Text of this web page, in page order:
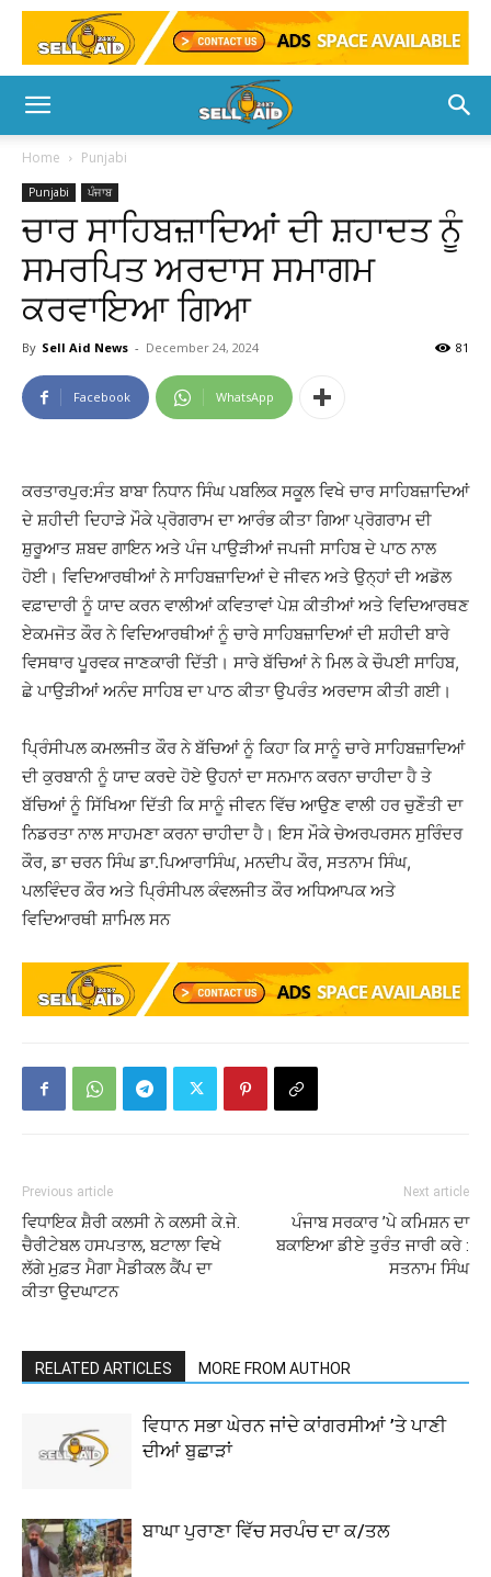
Home Punjabi
Punjabi ਪੰਜਾਬ
ਚਾਰ ਸਾਹਿਬਜ਼ਾਦਿਆਂ ਦੀ ਸ਼ਹਾਦਤ ਨੂੰ
ਸਮਰਪਿਤ ਅਰਦਾਸ ਸਮਾਗਮ
ਕਰਵਾਇਆ ਗਿਆ
By Sell Aid News - December 24, 2024 81
Facebook WhatsApp
ਕਰਤਾਰਪੁਰ:ਸੰਤ ਬਾਬਾ ਨਿਧਾਨ ਸਿੰਘ ਪਬਲਿਕ ਸਕੂਲ ਵਿਖੇ ਚਾਰ ਸਾਹਿਬਜ਼ਾਦਿਆਂ
ਦੇ ਸ਼ਹੀਦੀ ਦਿਹਾੜੇ ਮੌਕੇ ਪ੍ਰੋਗਰਾਮ ਦਾ ਆਰੰਭ ਕੀਤਾ ਗਿਆ ਪ੍ਰੋਗਰਾਮ ਦੀ
ਸ਼ੁਰੂਆਤ ਸ਼ਬਦ ਗਾਇਨ ਅਤੇ ਪੰਜ ਪਾਉੜੀਆਂ ਜਪਜੀ ਸਾਹਿਬ ਦੇ ਪਾਠ ਨਾਲ
ਹੋਈ। ਵਿਦਿਆਰਥੀਆਂ ਨੇ ਸਾਹਿਬਜ਼ਾਦਿਆਂ ਦੇ ਜੀਵਨ ਅਤੇ ਉਨ੍ਹਾਂ ਦੀ ਅਡੋਲ
ਵਫ਼ਾਦਾਰੀ ਨੂੰ ਯਾਦ ਕਰਨ ਵਾਲੀਆਂ ਕਵਿਤਾਵਾਂ ਪੇਸ਼ ਕੀਤੀਆਂ ਅਤੇ ਵਿਦਿਆਰਥਣ
ਏਕਮਜੋਤ ਕੌਰ ਨੇ ਵਿਦਿਆਰਥੀਆਂ ਨੂੰ ਚਾਰੇ ਸਾਹਿਬਜ਼ਾਦਿਆਂ ਦੀ ਸ਼ਹੀਦੀ ਬਾਰੇ
ਵਿਸਥਾਰ ਪੂਰਵਕ ਜਾਣਕਾਰੀ ਦਿੱਤੀ। ਸਾਰੇ ਬੱਚਿਆਂ ਨੇ ਮਿਲ ਕੇ ਚੌਪਈ ਸਾਹਿਬ,
ਛੇ ਪਾਉੜੀਆਂ ਅਨੰਦ ਸਾਹਿਬ ਦਾ ਪਾਠ ਕੀਤਾ ਉਪਰੰਤ ਅਰਦਾਸ ਕੀਤੀ ਗਈ।
ਪ੍ਰਿੰਸੀਪਲ ਕਮਲਜੀਤ ਕੌਰ ਨੇ ਬੱਚਿਆਂ ਨੂੰ ਕਿਹਾ ਕਿ ਸਾਨੂੰ ਚਾਰੇ ਸਾਹਿਬਜ਼ਾਦਿਆਂ
ਦੀ ਕੁਰਬਾਨੀ ਨੂੰ ਯਾਦ ਕਰਦੇ ਹੋਏ ਉਹਨਾਂ ਦਾ ਸਨਮਾਨ ਕਰਨਾ ਚਾਹੀਦਾ ਹੈ ਤੇ
ਬੱਚਿਆਂ ਨੂੰ ਸਿੱਖਿਆ ਦਿੱਤੀ ਕਿ ਸਾਨੂੰ ਜੀਵਨ ਵਿੱਚ ਆਉਣ ਵਾਲੀ ਹਰ ਚੁਣੌਤੀ ਦਾ
ਨਿਡਰਤਾ ਨਾਲ ਸਾਹਮਣਾ ਕਰਨਾ ਚਾਹੀਦਾ ਹੈ। ਇਸ ਮੌਕੇ ਚੇਅਰਪਰਸਨ ਸੁਰਿੰਦਰ
ਕੌਰ, ਡਾ ਚਰਨ ਸਿੰਘ ਡਾ.ਪਿਆਰਾਸਿੰਘ, ਮਨਦੀਪ ਕੌਰ, ਸਤਨਾਮ ਸਿੰਘ,
ਪਲਵਿੰਦਰ ਕੌਰ ਅਤੇ ਪ੍ਰਿੰਸੀਪਲ ਕੰਵਲਜੀਤ ਕੌਰ ਅਧਿਆਪਕ ਅਤੇ
ਵਿਦਿਆਰਥੀ ਸ਼ਾਮਿਲ ਸਨ
Previous article
ਵਿਧਾਇਕ ਸ਼ੈਰੀ ਕਲਸੀ ਨੇ ਕਲਸੀ ਕੇ.ਜੇ.
ਚੈਰੀਟੇਬਲ ਹਸਪਤਾਲ, ਬਟਾਲਾ ਵਿਖੇ
ਲੱਗੇ ਮੁਫ਼ਤ ਮੈਗਾ ਮੈਡੀਕਲ ਕੈਂਪ ਦਾ
ਕੀਤਾ ਉਦਘਾਟਨ
Next article
ਪੰਜਾਬ ਸਰਕਾਰ ’ਪੇ ਕਮਿਸ਼ਨ ਦਾ
ਬਕਾਇਆ ਡੀਏ ਤੁਰੰਤ ਜਾਰੀ ਕਰੇ :
ਸਤਨਾਮ ਸਿੰਘ
RELATED ARTICLES MORE FROM AUTHOR
ਵਿਧਾਨ ਸਭਾ ਘੇਰਨ ਜਾਂਦੇ ਕਾਂਗਰਸੀਆਂ ’ਤੇ ਪਾਣੀ
ਦੀਆਂ ਬੁਛਾੜਾਂ
ਬਾਘਾ ਪੁਰਾਣਾ ਵਿੱਚ ਸਰਪੰਚ ਦਾ ਕ/ਤਲ